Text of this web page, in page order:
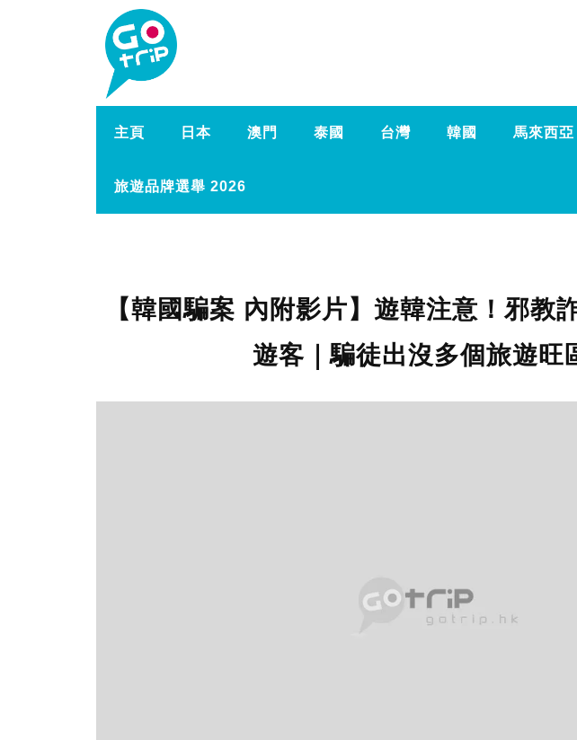
主頁 日本 澳門 泰國 台灣 韓國 馬來西亞
旅遊品牌選舉 2026
【韓國騙案 內附影片】遊韓注意！邪教
遊客｜騙徒出沒多個旅遊旺